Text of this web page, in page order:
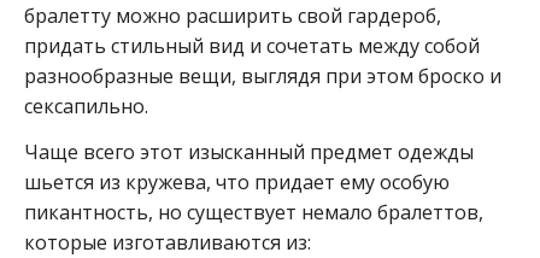
бралетту можно расширить свой гардероб,
придать стильный вид и сочетать между собой
разнообразные вещи, выглядя при этом броско и
сексапильно.
Чаще всего этот изысканный предмет одежды
шьется из кружева, что придает ему особую
пикантность, но существует немало бралеттов,
которые изготавливаются из: